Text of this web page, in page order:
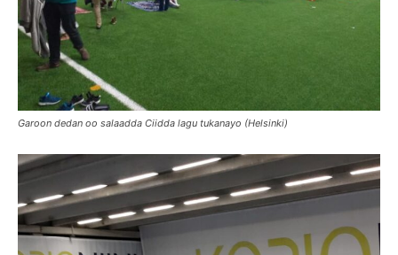
Garoon dedan oo salaadda Ciidda lagu tukanayo (Helsinki)